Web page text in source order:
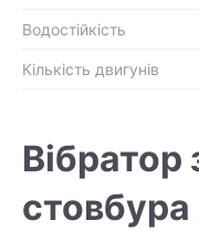
Водостійкість
Кількість двигунів
Вібратор